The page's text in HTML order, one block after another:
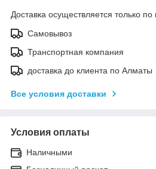
Доставка осуществляется только по
Самовывоз
Транспортная компания
доставка до клиента по Алматы
Все условия доставки
Условия оплаты
Наличными